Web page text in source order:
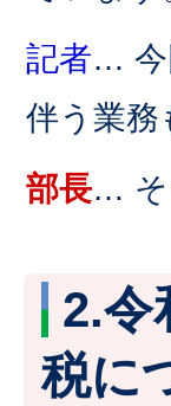
記者… 今
伴う業務
部長… そ
2.令
税に